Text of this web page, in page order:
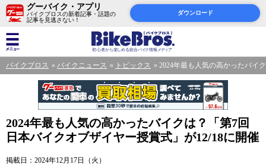
グーバイク・アプリ
バイクブロスの新着記事・話題の
記事を見逃さない！
ダウンロード
バイクブロス バイクニュース トピックス 2024年最も人気の高かったバイ
2024年最も人気の高かったバイクは？「第7回
日本バイクオブザイヤー授賞式」が12/18に開催
掲載日：2024年12月17日（火）